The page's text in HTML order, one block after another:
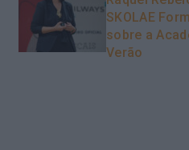
SKOLAE
sobre a
Verão